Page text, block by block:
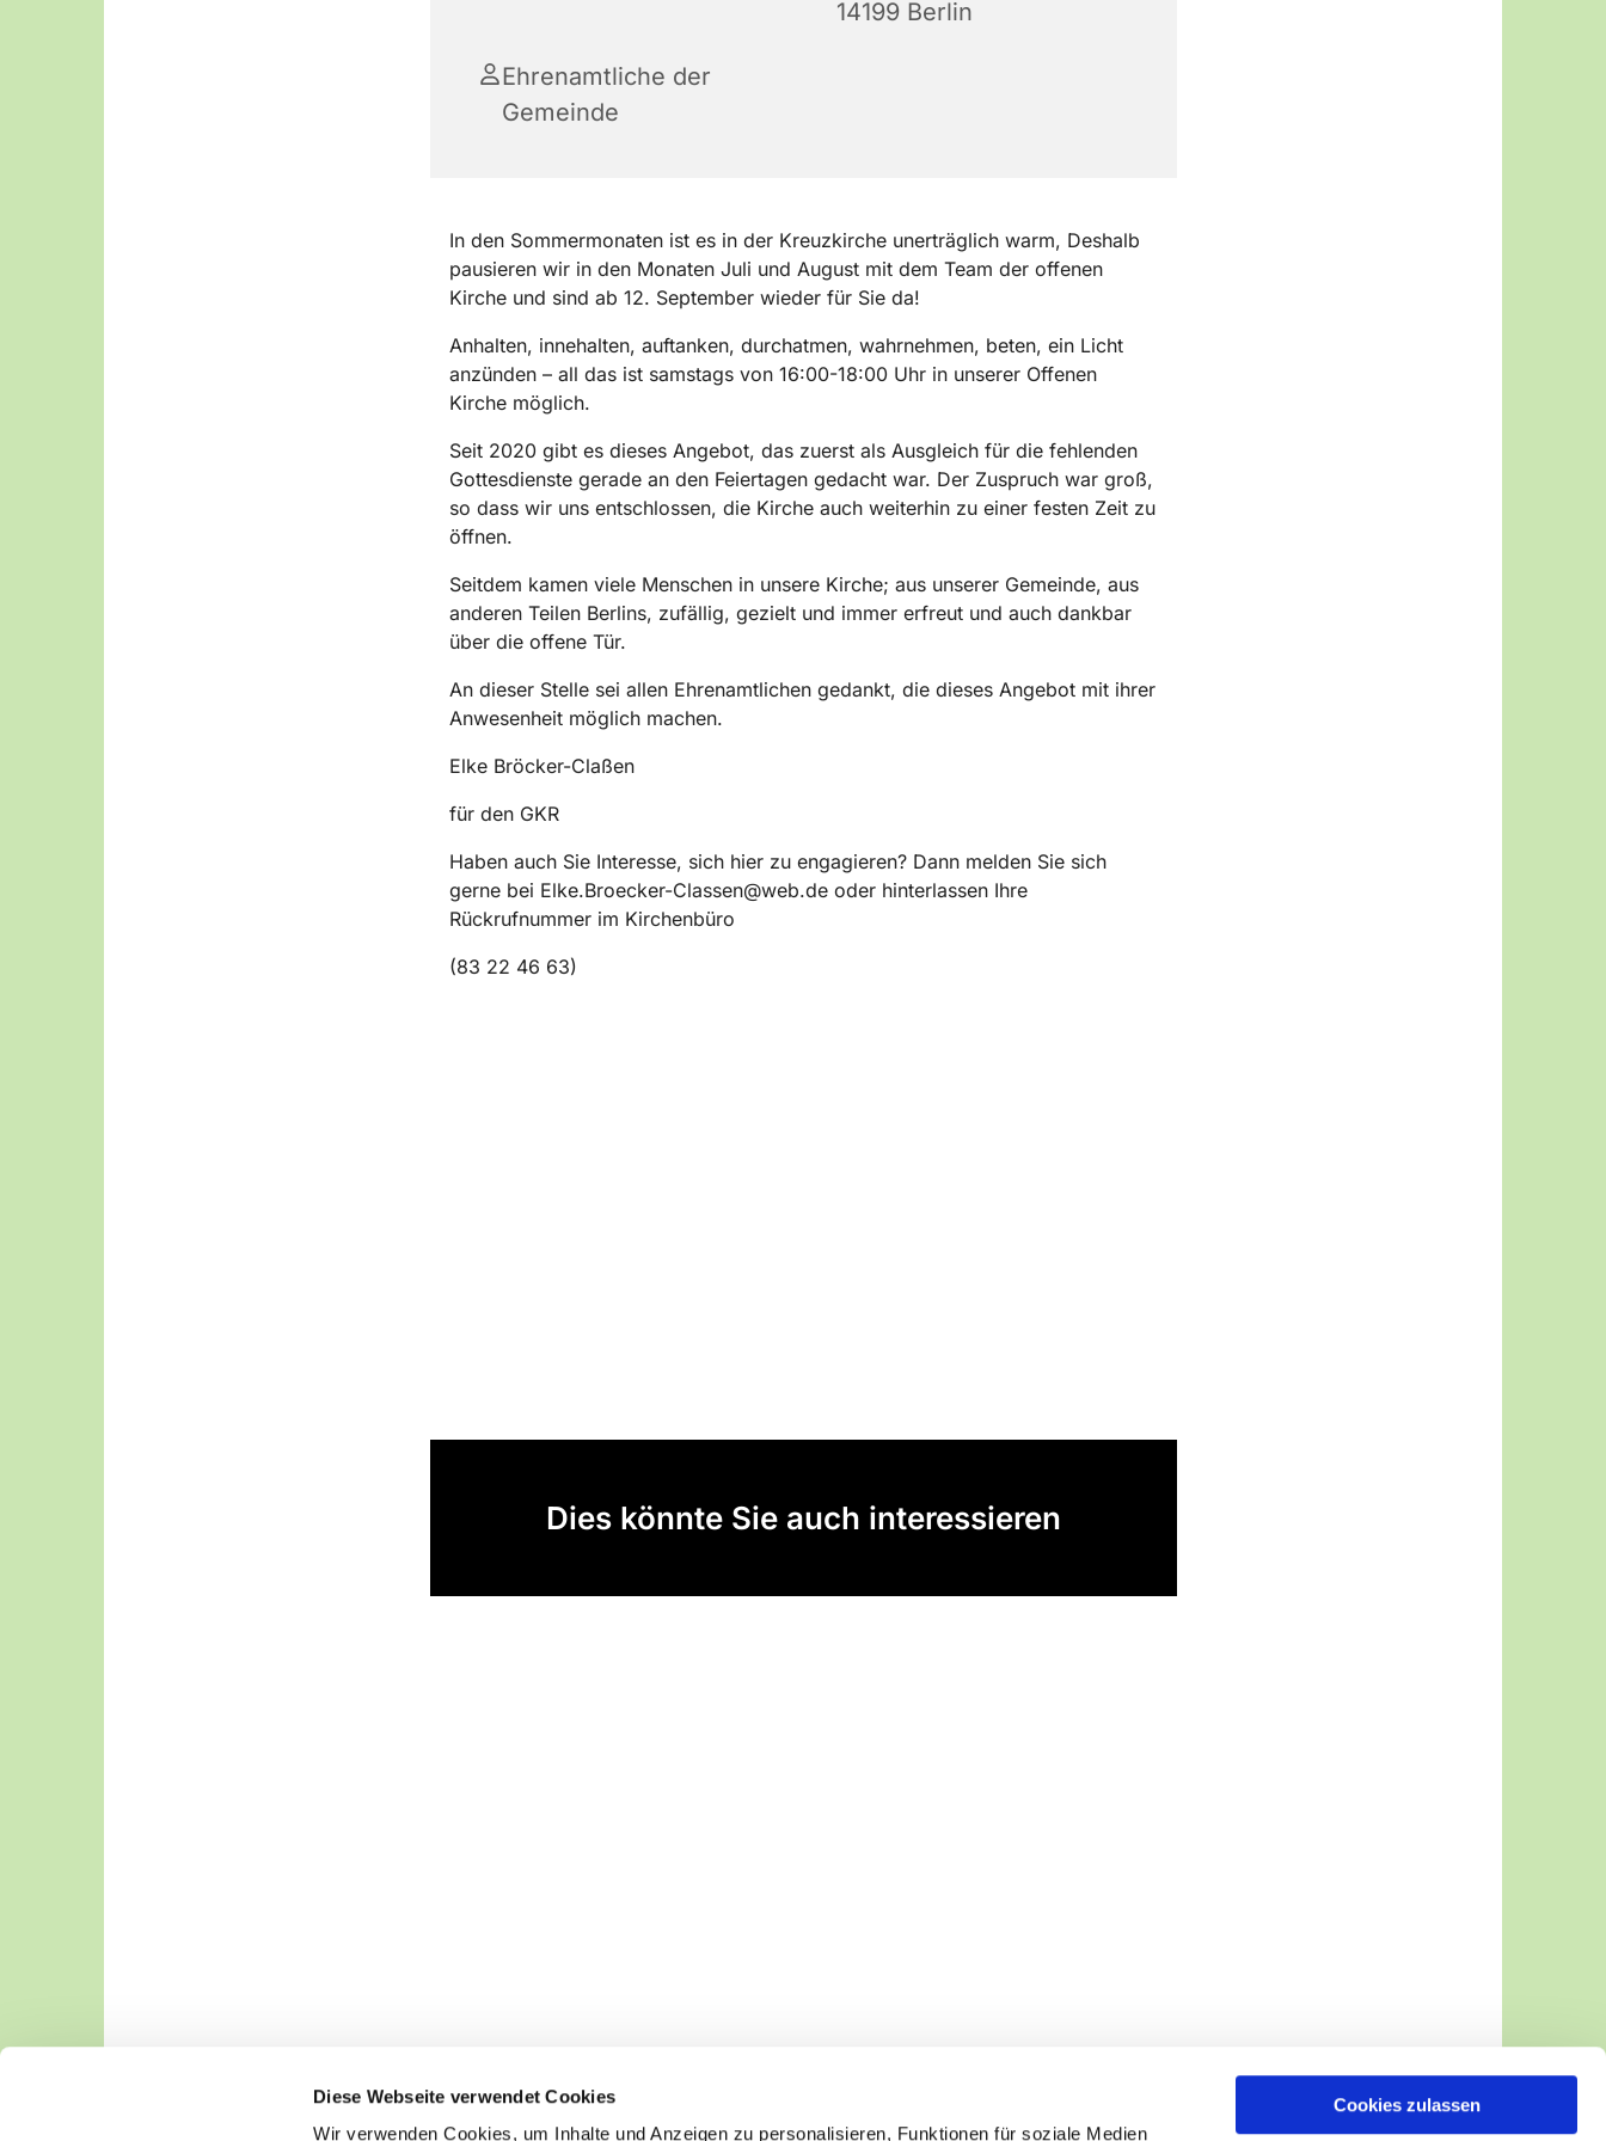
Diese Webseite verwendet Cookies
Wir verwenden Cookies, um Inhalte und Anzeigen zu personalisieren, Funktionen für soziale Medien
Cookies zulassen
14199 Berlin
Ehrenamtliche der
Gemeinde
In den Sommermonaten ist es in der Kreuzkirche unerträglich warm, Deshalb
pausieren wir in den Monaten Juli und August mit dem Team der offenen
Kirche und sind ab 12. September wieder für Sie da!
Anhalten, innehalten, auftanken, durchatmen, wahrnehmen, beten, ein Licht
anzünden – all das ist samstags von 16:00-18:00 Uhr in unserer Offenen
Kirche möglich.
Seit 2020 gibt es dieses Angebot, das zuerst als Ausgleich für die fehlenden
Gottesdienste gerade an den Feiertagen gedacht war. Der Zuspruch war groß,
so dass wir uns entschlossen, die Kirche auch weiterhin zu einer festen Zeit zu
öffnen.
Seitdem kamen viele Menschen in unsere Kirche; aus unserer Gemeinde, aus
anderen Teilen Berlins, zufällig, gezielt und immer erfreut und auch dankbar
über die offene Tür.
An dieser Stelle sei allen Ehrenamtlichen gedankt, die dieses Angebot mit ihrer
Anwesenheit möglich machen.
Elke Bröcker-Claßen
für den GKR
Haben auch Sie Interesse, sich hier zu engagieren? Dann melden Sie sich
gerne bei Elke.Broecker-Classen@web.de oder hinterlassen Ihre
Rückrufnummer im Kirchenbüro
(83 22 46 63)
Dies könnte Sie auch interessieren